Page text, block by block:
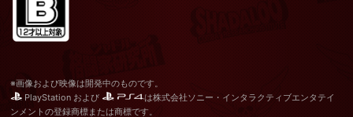
※画像および映像は開発中のものです。
PlayStation および
は株式会社ソニー・インタラクティブエンタテイ
ンメントの登録商標または商標です。